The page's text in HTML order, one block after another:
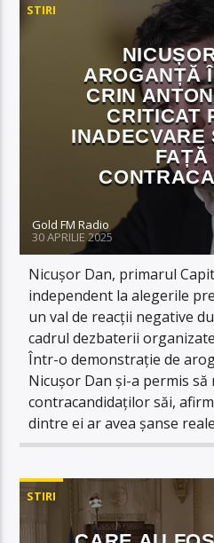
STIRI
AROGANȚĂ
CRIN
CRITICAT
INADECVARE
FAȚĂ
Gold FM Radio
30 APRILIE 2025
Nicușor Dan, primarul
independent la alegerile
un val de reacții negative
cadrul dezbaterii
Într-o demonstrație de
Nicușor Dan și-a permis
contracandidaților săi,
dintre ei ar avea șanse
STIRI